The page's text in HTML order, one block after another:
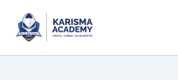
content